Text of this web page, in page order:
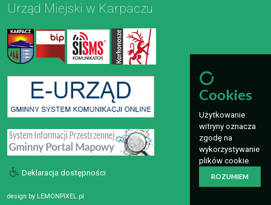
Urząd Miejski w Karpaczu
Deklaracja dostępności
design by LEMONPIXEL.pl
Cookies
Użytkowanie
witryny oznacza
zgodę na
wykorzystywanie
plików cookie.
ROZUMIEM